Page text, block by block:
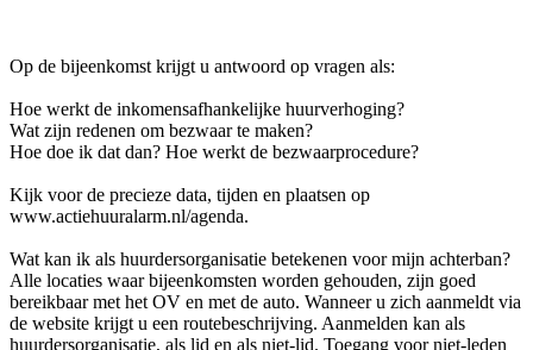
Op de bijeenkomst krijgt u antwoord op vragen als:
Hoe werkt de inkomensafhankelijke huurverhoging?
Wat zijn redenen om bezwaar te maken?
Hoe doe ik dat dan? Hoe werkt de bezwaarprocedure?
Kijk voor de precieze data, tijden en plaatsen op
www.actiehuuralarm.nl/agenda.
Wat kan ik als huurdersorganisatie betekenen voor mijn achterban?
Alle locaties waar bijeenkomsten worden gehouden, zijn goed
bereikbaar met het OV en met de auto. Wanneer u zich aanmeldt via
de website krijgt u een routebeschrijving. Aanmelden kan als
huurdersorganisatie, als lid en als niet-lid. Toegang voor niet-leden